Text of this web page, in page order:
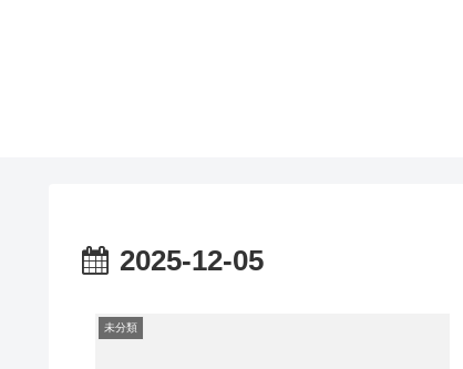
2025-12-05
未分類